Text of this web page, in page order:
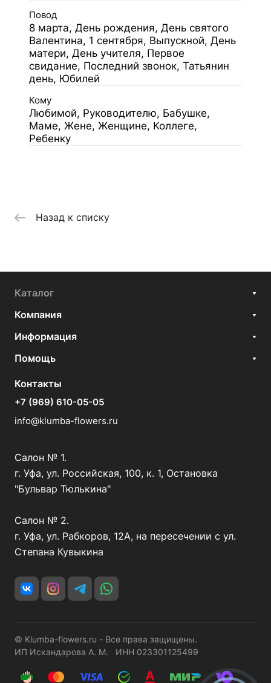
Повод
8 марта, День рождения, День святого
Валентина, 1 сентября, Выпускной, День
матери, День учителя, Первое
свидание, Последний звонок, Татьянин
день, Юбилей
Кому
Любимой, Руководителю, Бабушке,
Маме, Жене, Женщине, Коллеге,
Ребенку
Назад к списку
Каталог
Компания
Информация
Помощь
Контакты
+7 (969) 610-05-05
info@klumba-flowers.ru
Салон № 1.
г. Уфа, ул. Российская, 100, к. 1, Остановка
"Бульвар Тюлькина"
Салон № 2.
г. Уфа, ул. Рабкоров, 12А, на пересечении с ул.
Степана Кувыкина
© Klumba-flowers.ru - Все права защищены.
ИП Искандарова А. М. ИНН 023301125499